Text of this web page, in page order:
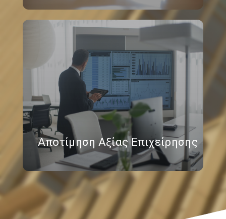
Αποτίμηση Αξίας Επιχείρησης